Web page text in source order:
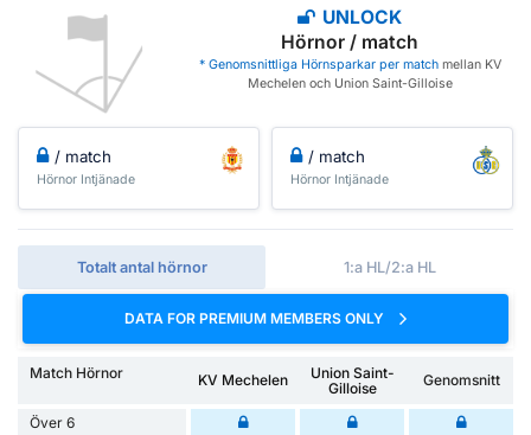
UNLOCK
Hörnor / match
* Genomsnittliga Hörnsparkar per matchmellan KV
Mechelen och Union Saint-Gilloise
/ match
Hörnor Intjänade
/ match
Hörnor Intjänade
Totalt antal hörnor 1:a HL/2:a HL
DATA FOR PREMIUM MEMBERS ONLY
Match Hörnor KV Mechelen
Union Saint-
Gilloise
Genomsnitt
Över 6